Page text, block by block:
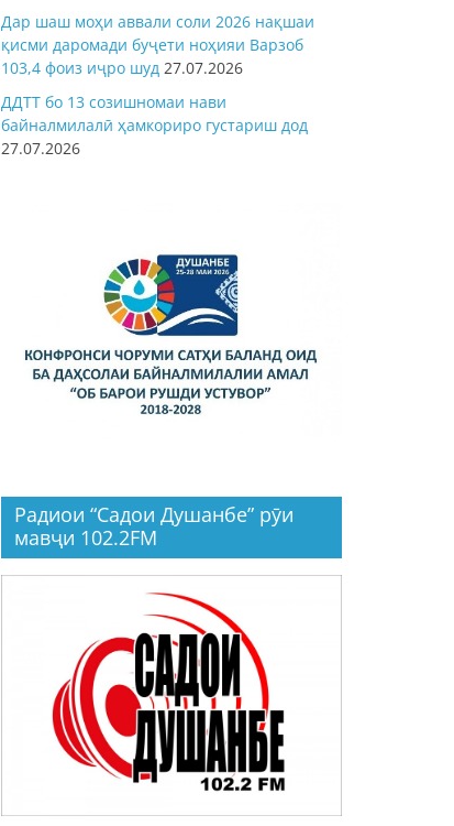
Дар шаш моҳи аввали соли 2026 нақшаи
қисми даромади буҷети ноҳияи Варзоб
103,4 фоиз иҷро шуд 27.07.2026
ДДТТ бо 13 созишномаи нави
байналмилалӣ ҳамкориро густариш дод
27.07.2026
Радиои “Садои Душанбе” рӯи
мавҷи 102.2FM